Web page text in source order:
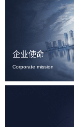
企业使命
Corporate mission